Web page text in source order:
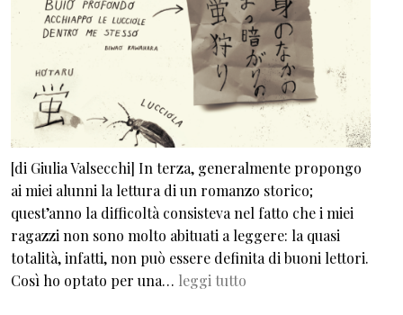
[di Giulia Valsecchi] In terza, generalmente propongo
ai miei alunni la lettura di un romanzo storico;
quest’anno la difficoltà consisteva nel fatto che i miei
ragazzi non sono molto abituati a leggere: la quasi
totalità, infatti, non può essere definita di buoni lettori.
Così ho optato per una… leggi tutto